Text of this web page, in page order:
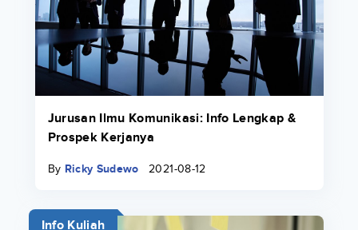
Jurusan Ilmu Komunikasi: Info Lengkap &
Prospek Kerjanya
By Ricky Sudewo 2021-08-12
Info Kuliah